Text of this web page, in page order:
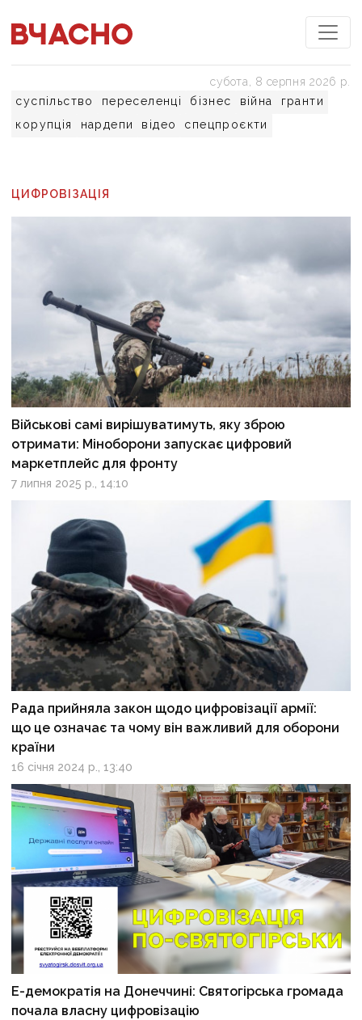
суспільство переселенці бізнес війна
гранти
корупція
нардепи відео спецпроєкти
субота, 8 серпня 2026 р.
ЦИФРОВІЗАЦІЯ
Військові самі вирішуватимуть, яку зброю
отримати: Міноборони запускає цифровий
маркетплейс для фронту
7 липня 2025 р., 14:10
Рада прийняла закон щодо цифровізації армії:
що це означає та чому він важливий для оборони
країни
16 січня 2024 р., 13:40
Е-демократія на Донеччині: Святогірська громада
почала власну цифровізацію